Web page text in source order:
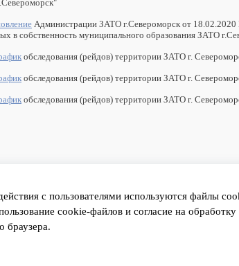
Администрации ЗАТО г.Североморск от
в собственность муниципального образования ЗАТО
обследования (рейдов) территории ЗАТО г.
обследования (рейдов) территории ЗАТО г.
обследования (рейдов) территории ЗАТО г.
на ресурс обязательна
с пользователями используются файлы
cookie-файлов и согласие на
браузера.